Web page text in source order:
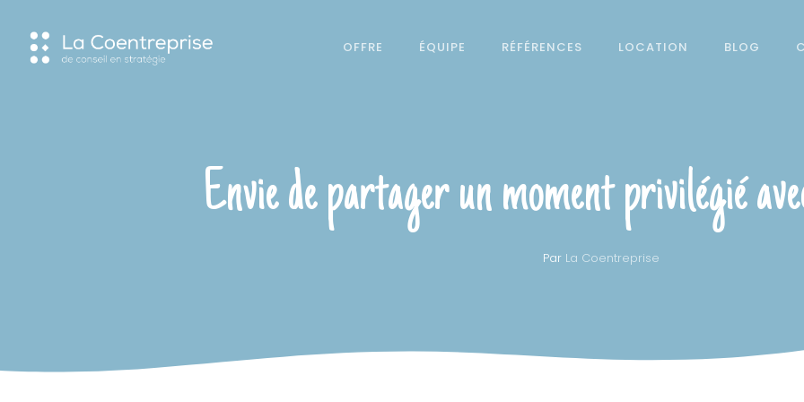
content
OFFRE ÉQUIPE RÉFÉRENCES LOCATION BLOG
Envie de partager un moment privilégié
Par La Coentreprise